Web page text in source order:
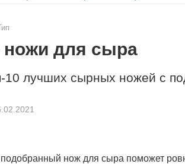
для сыра
10 лучших сырных ножей с
нож для сыра поможет